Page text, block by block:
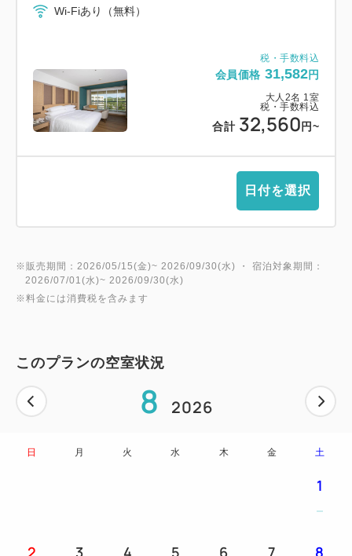
税・手数料込
会員価格 31,582円
大人 2名 1室
税・手数料込
合計 32,560 円~
Wi-Fiあり（無料）
日付を選択
※販売期間：2026/05/15(金)~ 2026/09/30(水) ・ 宿泊対象期間：
2026/07/01(水)~ 2026/09/30(水)
※料金には消費税を含みます
このプランの空室状況
8 2026
日 月 火 水 木 金 土
1